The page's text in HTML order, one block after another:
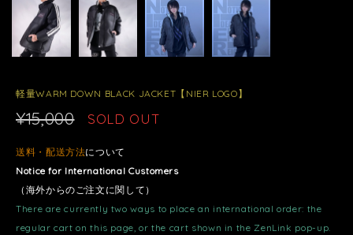
軽量WARM DOWN BLACK JACKET【NIER LOGO】
¥15,000 SOLD OUT
送料・配送方法について
Notice for International Customers
（海外からのご注文に関して）
There are currently two ways to place an international order: the
regular cart on this page, or the cart shown in the ZenLink pop-up.